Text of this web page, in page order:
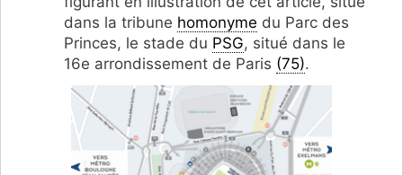
dans la tribune homonyme du Parc des
Princes, le stade du PSG, situé dans le
16e arrondissement de Paris (75).